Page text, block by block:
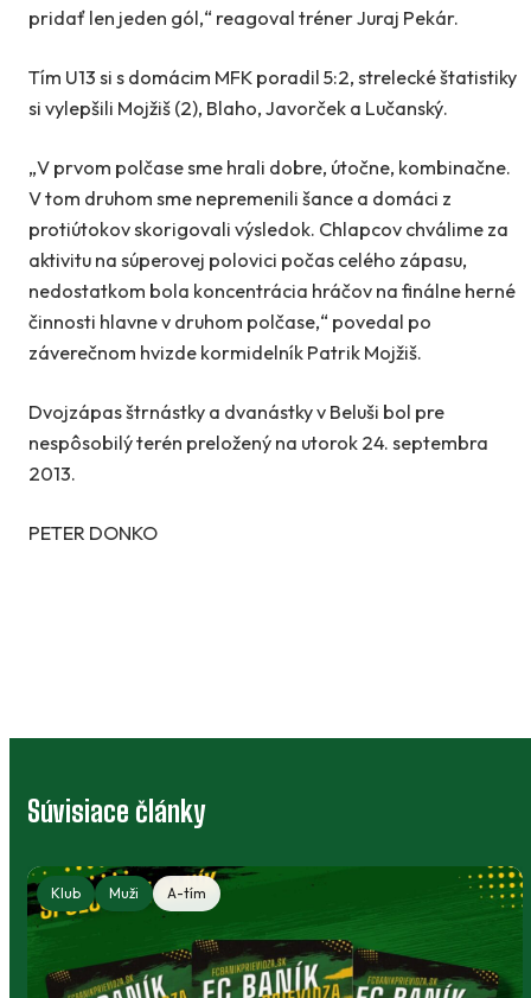
pridať len jeden gól,“ reagoval tréner Juraj Pekár.
Tím U13 si s domácim MFK poradil 5:2, strelecké štatistiky
si vylepšili Mojžiš (2), Blaho, Javorček a Lučanský.
„V prvom polčase sme hrali dobre, útočne, kombinačne.
V tom druhom sme nepremenili šance a domáci z
protiútokov skorigovali výsledok. Chlapcov chválime za
aktivitu na súperovej polovici počas celého zápasu,
nedostatkom bola koncentrácia hráčov na finálne herné
činnosti hlavne v druhom polčase,“ povedal po
záverečnom hvizde kormidelník Patrik Mojžiš.
Dvojzápas štrnástky a dvanástky v Beluši bol pre
nespôsobilý terén preložený na utorok 24. septembra
2013.
PETER DONKO
Súvisiace články
Klub Muži A-tím